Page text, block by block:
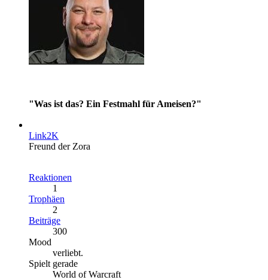
"Was ist das? Ein Festmahl für Ameisen?"
Link2K
Freund der Zora
Reaktionen
1
Trophäen
2
Beiträge
300
Mood
verliebt.
Spielt gerade
World of Warcraft